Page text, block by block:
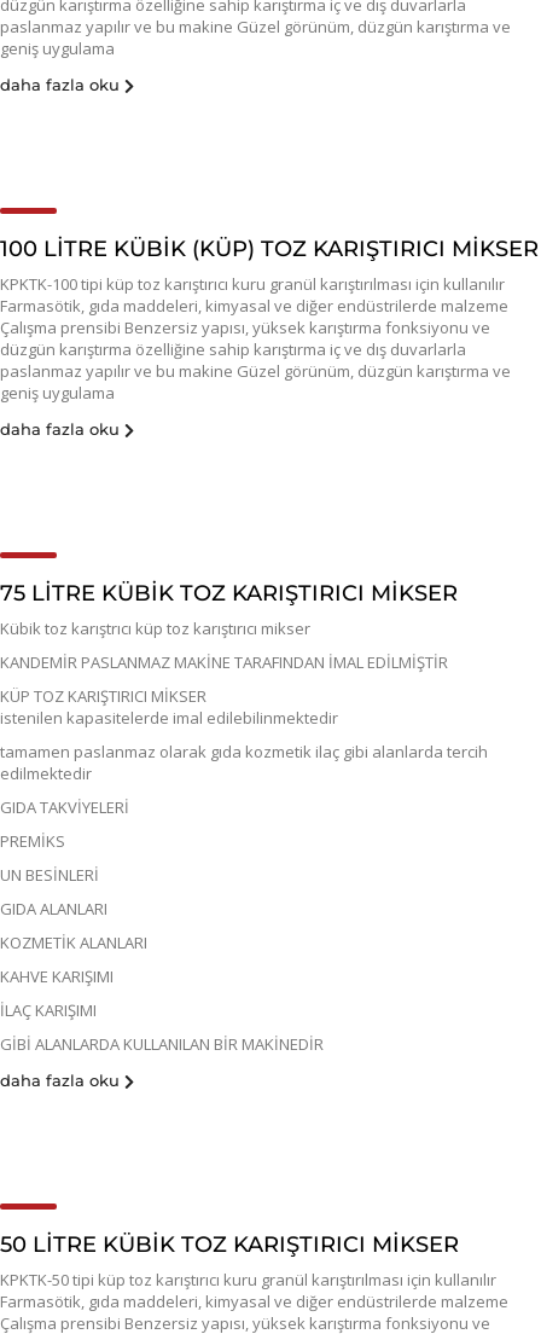
düzgün karıştırma özelliğine sahip karıştırma iç ve dış duvarlarla
paslanmaz yapılır ve bu makine Güzel görünüm, düzgün karıştırma ve
geniş uygulama
daha fazla oku
100 LİTRE KÜBİK (KÜP) TOZ KARIŞTIRICI MİKSER
KPKTK-100 tipi küp toz karıştırıcı kuru granül karıştırılması için kullanılır
Farmasötik, gıda maddeleri, kimyasal ve diğer endüstrilerde malzeme
Çalışma prensibi Benzersiz yapısı, yüksek karıştırma fonksiyonu ve
düzgün karıştırma özelliğine sahip karıştırma iç ve dış duvarlarla
paslanmaz yapılır ve bu makine Güzel görünüm, düzgün karıştırma ve
geniş uygulama
daha fazla oku
75 LİTRE KÜBİK TOZ KARIŞTIRICI MİKSER
Kübik toz karıştrıcı küp toz karıştırıcı mikser
KANDEMİR PASLANMAZ MAKİNE TARAFINDAN İMAL EDİLMİŞTİR
KÜP TOZ KARIŞTIRICI MİKSER
istenilen kapasitelerde imal edilebilinmektedir
tamamen paslanmaz olarak gıda kozmetik ilaç gibi alanlarda tercih
edilmektedir
GIDA TAKVİYELERİ
PREMİKS
UN BESİNLERİ
GIDA ALANLARI
KOZMETİK ALANLARI
KAHVE KARIŞIMI
İLAÇ KARIŞIMI
GİBİ ALANLARDA KULLANILAN BİR MAKİNEDİR
daha fazla oku
50 LİTRE KÜBİK TOZ KARIŞTIRICI MİKSER
KPKTK-50 tipi küp toz karıştırıcı kuru granül karıştırılması için kullanılır
Farmasötik, gıda maddeleri, kimyasal ve diğer endüstrilerde malzeme
Çalışma prensibi Benzersiz yapısı, yüksek karıştırma fonksiyonu ve